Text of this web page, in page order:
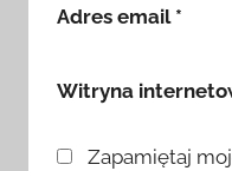
Adres email *
Witryna
Zapamiętaj